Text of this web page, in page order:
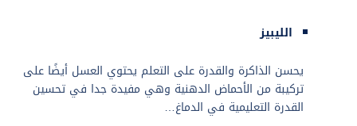
الليبيز
يحسن الذاكرة والقدرة على التعلم يحتوي العسل أيضًا على
تركيبة من الأحماض الدهنية وهي مفيدة جدا في تحسين
القدرة التعليمية في الدماغ…